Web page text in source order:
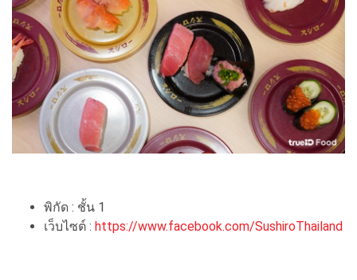
พิกัด : ชั้น 1
เว็บไซต์ : https://www.facebook.com/SushiroThailand